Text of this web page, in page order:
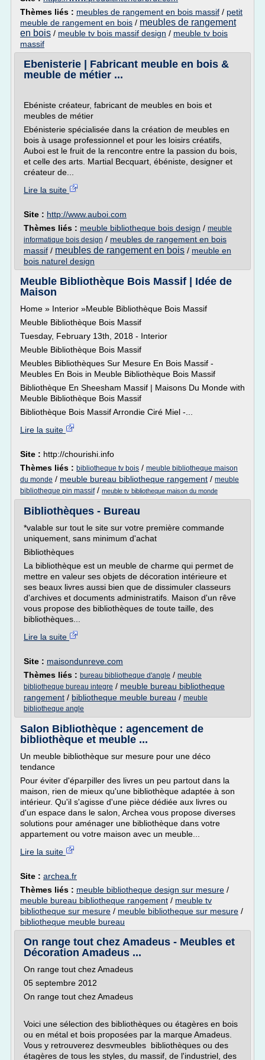
Thèmes liés : meubles de rangement en bois massif / petit
meuble de rangement en bois / meubles de rangement
en bois / meuble tv bois massif design / meuble tv bois
massif
Ebenisterie | Fabricant meuble en bois &
meuble de métier ...
Ebéniste créateur, fabricant de meubles en bois et
meubles de métier
Ebénisterie spécialisée dans la création de meubles en
bois à usage professionnel et pour les loisirs créatifs,
Auboi est le fruit de la rencontre entre la passion du bois,
et celle des arts. Martial Becquart, ébéniste, designer et
créateur de...
Lire la suite
Site : http://www.auboi.com
Thèmes liés : meuble bibliotheque bois design / meuble
informatique bois design / meubles de rangement en bois
massif / meubles de rangement en bois / meuble en
bois naturel design
Meuble Bibliothèque Bois Massif | Idée de
Maison
Home » Interior »Meuble Bibliothèque Bois Massif
Meuble Bibliothèque Bois Massif
Tuesday, February 13th, 2018 - Interior
Meuble Bibliothèque Bois Massif
Meubles Bibliothèques Sur Mesure En Bois Massif -
Meubles En Bois in Meuble Bibliothèque Bois Massif
Bibliothèque En Sheesham Massif | Maisons Du Monde with
Meuble Bibliothèque Bois Massif
Bibliothèque Bois Massif Arrondie Ciré Miel -...
Lire la suite
Site : http://chourishi.info
Thèmes liés : bibliotheque tv bois / meuble bibliotheque maison
du monde / meuble bureau bibliotheque rangement / meuble
bibliotheque pin massif/ meuble tv bibliotheque maison du monde
Bibliothèques - Bureau
*valable sur tout le site sur votre première commande
uniquement, sans minimum d'achat
Bibliothèques
La bibliothèque est un meuble de charme qui permet de
mettre en valeur ses objets de décoration intérieure et
ses beaux livres aussi bien que de dissimuler classeurs
d'archives et documents administratifs. Maison d'un rêve
vous propose des bibliothèques de toute taille, des
bibliothèques...
Lire la suite
Site : maisondunreve.com
Thèmes liés : bureau bibliotheque d'angle / meuble
bibliotheque bureau integre / meuble bureau bibliotheque
rangement / bibliotheque meuble bureau / meuble
bibliotheque angle
Salon Bibliothèque : agencement de
bibliothèque et meuble ...
Un meuble bibliothèque sur mesure pour une déco
tendance
Pour éviter d'éparpiller des livres un peu partout dans la
maison, rien de mieux qu'une bibliothèque adaptée à son
intérieur. Qu'il s'agisse d'une pièce dédiée aux livres ou
d'un espace dans le salon, Archea vous propose diverses
solutions pour aménager une bibliothèque dans votre
appartement ou votre maison avec un meuble...
Lire la suite
Site : archea.fr
Thèmes liés : meuble bibliotheque design sur mesure /
meuble bureau bibliotheque rangement / meuble tv
bibliotheque sur mesure / meuble bibliotheque sur mesure /
bibliotheque meuble bureau
On range tout chez Amadeus - Meubles et
Décoration Amadeus ...
On range tout chez Amadeus
05 septembre 2012
On range tout chez Amadeus
Voici une sélection des bibliothèques ou étagères en bois
ou en métal et bois proposées par la marque Amadeus.
Vous y retrouverez desvmeubles bibliothèques ou des
étagères de tous les styles, du massif, de l'industriel, des